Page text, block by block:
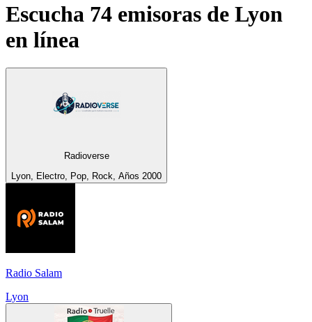
Escucha 74 emisoras de Lyon
en línea
Radioverse
Lyon, Electro, Pop, Rock, Años 2000
Radio Salam
Lyon